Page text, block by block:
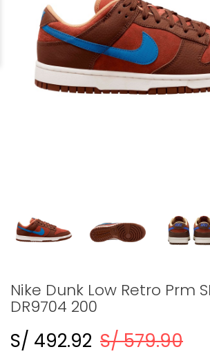
Nike Dunk Low Retro Prm
DR9704 200
S/ 492.92 S/ 579.90